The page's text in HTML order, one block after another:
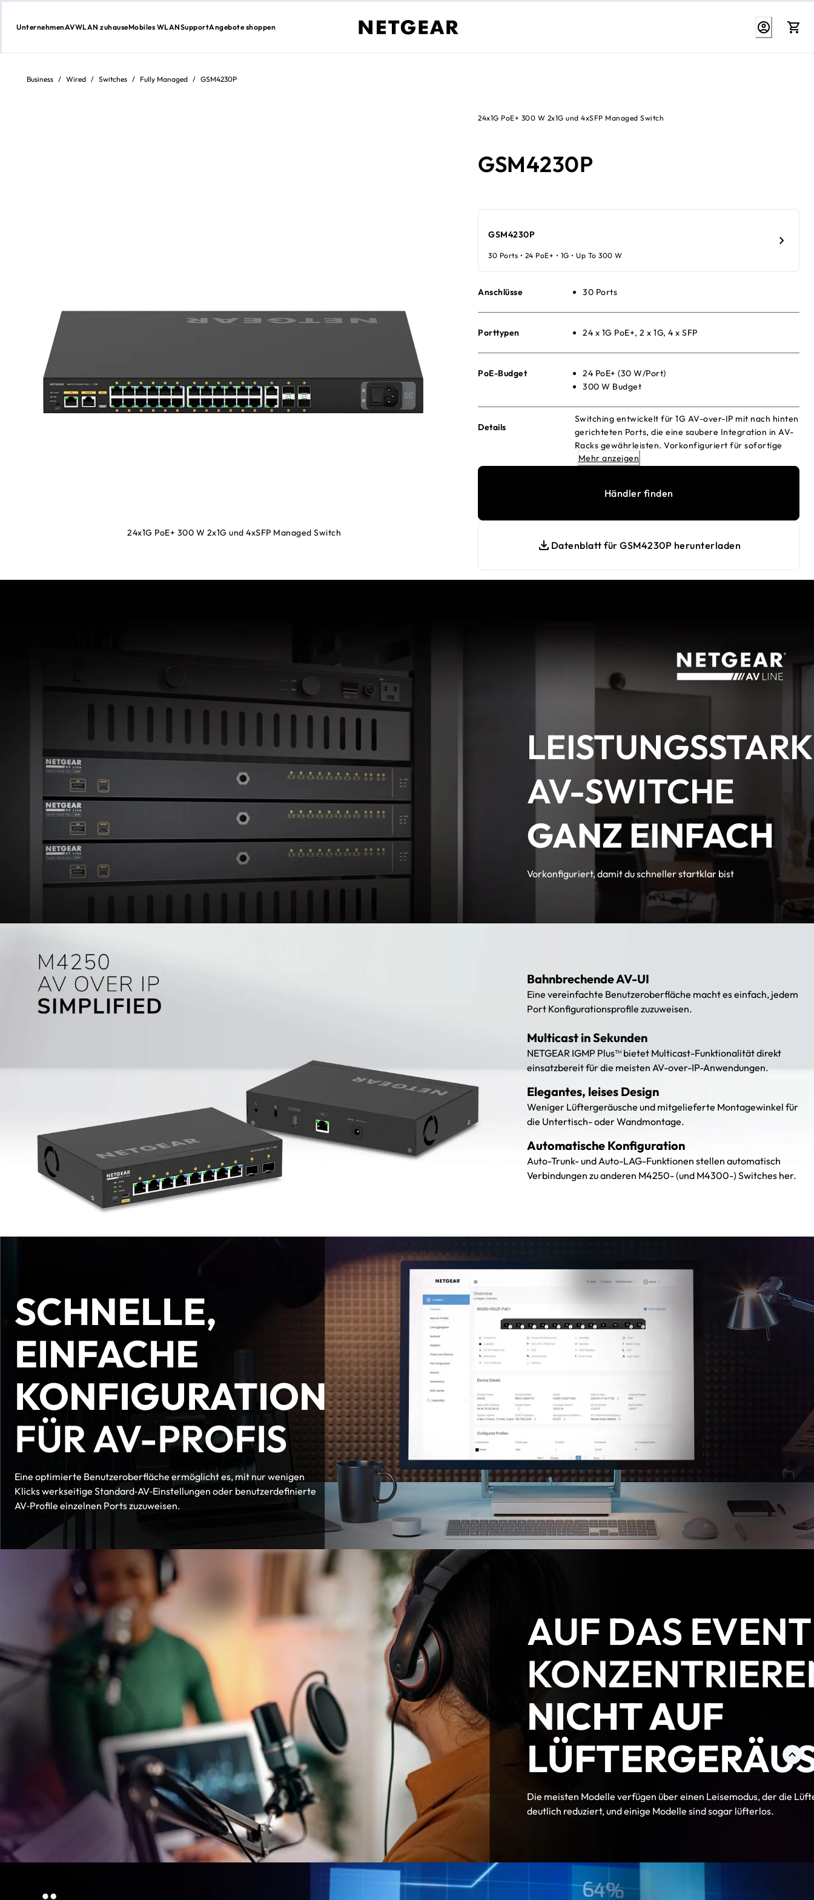
Zum
springen
UnternehmenAVWLAN zuhauseMobiles WLANSupportAngebote shoppen
Business / Wired / Switches / Fully Managed / GSM4230P
24x1G PoE+ 300 W 2x1G und 4xSFP Managed Switch
GSM4230P
24x1G PoE+ 300 W 2x1G und 4xSFP Managed Switch
GSM4230P
30 Ports • 24 PoE+ • 1G • Up To 300 W
Anschlüsse 30 Ports
Porttypen 24 x 1G PoE+, 2 x 1G, 4 x SFP
PoE-Budget
24 PoE+ (30 W/Port)
300 W Budget
Details
Switching entwickelt für 1G AV-over-IP mit nach hinten
gerichteten Ports, die eine saubere Integration in AV-
Racks gewährleisten. Vorkonfiguriert für sofortige
Einsatzbereitschaft!
Mehr anzeigen
Händler finden
Datenblatt für GSM4230P herunterladen
AV-SWITCHE
GANZ EINFACH
Vorkonfiguriert, damit du schneller startklar bist
Bahnbrechende AV-UI
Eine vereinfachte Benutzeroberfläche macht es einfach, jedem
Port Konfigurationsprofile zuzuweisen.
Multicast in Sekunden
NETGEAR IGMP Plus™ bietet Multicast-Funktionalität direkt
einsatzbereit für die meisten AV-over-IP-Anwendungen.
Elegantes, leises Design
Weniger Lüftergeräusche und mitgelieferte Montagewinkel für
die Untertisch- oder Wandmontage.
Automatische Konfiguration
Auto-Trunk- und Auto-LAG-Funktionen stellen automatisch
Verbindungen zu anderen M4250- (und M4300-) Switches her.
SCHNELLE,
EINFACHE
KONFIGURATION
FÜR AV-PROFIS
Eine optimierte Benutzeroberfläche ermöglicht es, mit nur wenigen
Klicks werkseitige Standard‑AV‑Einstellungen oder benutzerdefinierte
AV‑Profile einzelnen Ports zuzuweisen.
AUF DAS EVENT
NICHT AUF
Die meisten Modelle verfügen über einen Leisemodus, der die
deutlich reduziert, und einige Modelle sind sogar lüfterlos.